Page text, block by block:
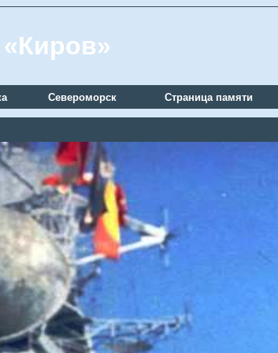
Североморск Страница памяти